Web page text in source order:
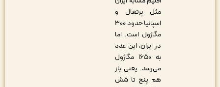
مثل پرتغال و
اسپانیا حدود ۳۰۰
مگاژول است. اما
در ایران، این عدد
به ۱۶۵۰ مگاژول
می‌رسد. یعنی باز
هم پنج تا شش